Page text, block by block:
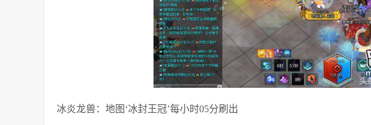
冰炎龙兽：地图‘冰封王冠’每小时05分刷出